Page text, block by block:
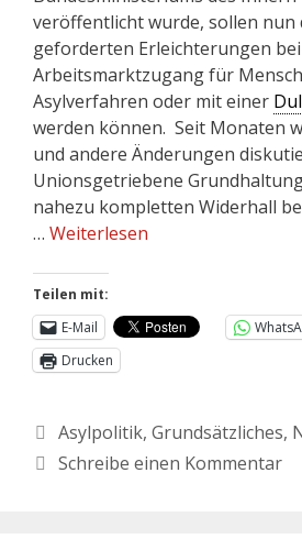
veröffentlicht wurde, sollen nun
geforderten Erleichterungen
Arbeitsmarktzugang für
Asylverfahren oder mit einer
werden können. Seit Monaten
und andere Änderungen
Unionsgetriebene
nahezu kompletten Widerhall
… Weiterlesen
Teilen mit:
E-Mail
Drucken
Asylpolitik, Grundsätzliches,
Schreibe einen Kommentar